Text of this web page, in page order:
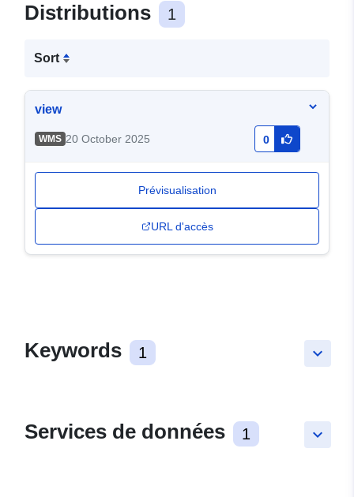
Distributions 1
Sort
view
WMS 20 October 2025 0
Prévisualisation
URL d'accès
keyboard_arrow_down
Keywords 1
keyboard_arrow_down
Services de données 1